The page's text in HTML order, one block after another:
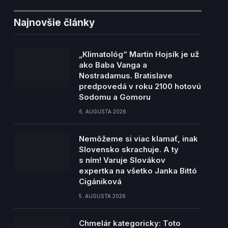
Najnovšie články
„Klimatológ“ Martin Hojsík je už
ako Baba Vanga a
Nostradamus. Bratislave
predpovedá v roku 2100 hotovú
Sodomu a Gomoru
6. AUGUSTA 2026
Nemôžeme si viac klamať, inak
Slovensko skrachuje. A ty
s ním! Varuje Slovákov
expertka na všetko Janka Bittó
Cigániková
5. AUGUSTA 2026
Chmelár kategoricky: Toto